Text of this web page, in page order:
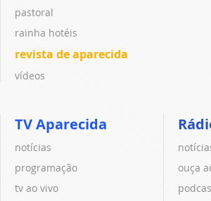
pastoral
rainha hotéis
revista de aparecida
vídeos
TV Aparecida
notícias
programação
tv ao vivo
ouça